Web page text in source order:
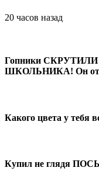
20 часов назад
Гопники
ШКОЛЬНИКА! Он
Какого цвета у тебя
Купил не глядя